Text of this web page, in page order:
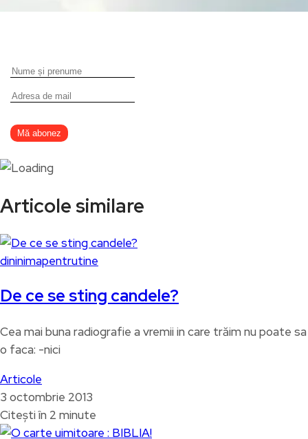
Articole similare
dininimapentrutine
De ce se sting candele?
Cea mai buna radiografie a vremii in care trăim nu poate sa
o faca: -nici
Articole
3 octombrie 2013
Citești în 2 minute